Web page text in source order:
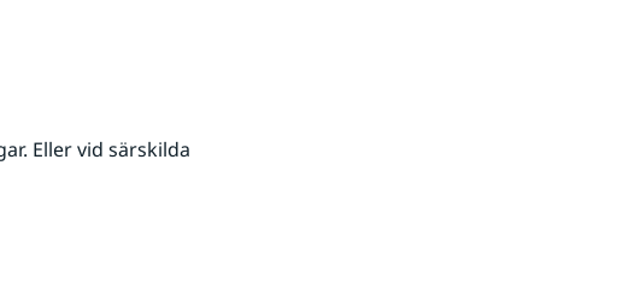
Eller vid särskilda